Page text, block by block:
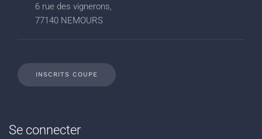
6 rue des vignerons,
77140 NEMOURS
INSCRITS COUPE
Se connecter